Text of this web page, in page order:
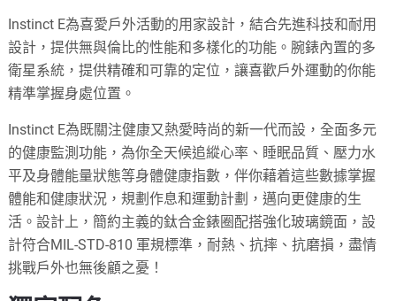
Instinct E為喜愛戶外活動的用家設計，結合先進科技和耐用
設計，提供無與倫比的性能和多樣化的功能。腕錶內置的多
衛星系統，提供精確和可靠的定位，讓喜歡戶外運動的你能
精準掌握身處位置。
Instinct E為既關注健康又熱愛時尚的新一代而設，全面多元
的健康監測功能，為你全天候追縱心率、睡眠品質、壓力水
平及身體能量狀態等身體健康指數，伴你藉着這些數據掌握
體能和健康狀況，規劃作息和運動計劃，邁向更健康的生
活。設計上，簡約主義的鈦合金錶圈配搭強化玻璃鏡面，設
計符合MIL-STD-810 軍規標準，耐熱、抗摔、抗磨損，盡情
挑戰戶外也無後顧之憂！